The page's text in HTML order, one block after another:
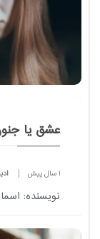
عشق یا
1 سال پیش
نویسنده:
عشق و